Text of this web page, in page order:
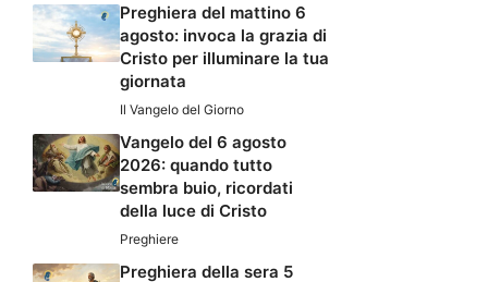
Preghiera del mattino 6
agosto: invoca la grazia di
Cristo per illuminare la tua
giornata
Il Vangelo del Giorno
Vangelo del 6 agosto
2026: quando tutto
sembra buio, ricordati
della luce di Cristo
Preghiere
Preghiera della sera 5